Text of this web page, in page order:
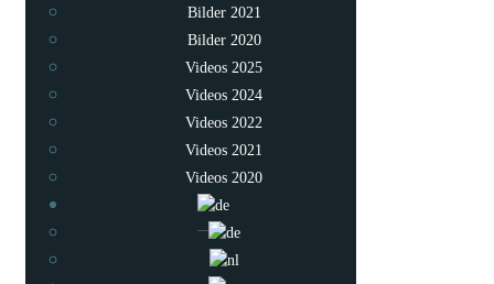
Bilder 2021
Bilder 2020
Videos 2025
Videos 2024
Videos 2022
Videos 2021
Videos 2020